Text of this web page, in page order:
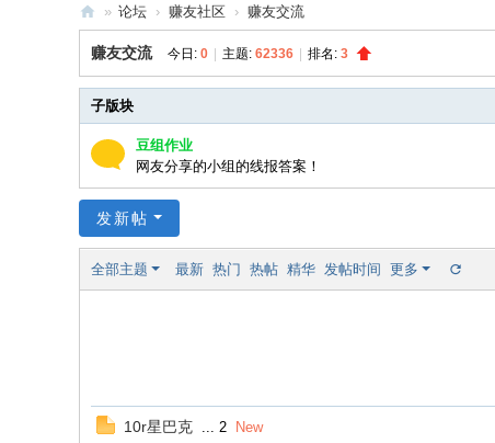
赚
趣
网
» 论坛 › 赚友社区 › 赚友交流
赚友交流 今日: 0 主题: 62336 排名: 3
子版块
豆组作业
网友分享的小组的线报答案！
发新帖
全部主题 最新 热门 热帖 精华 发帖时间 更多
10r星巴克 ... 2 New